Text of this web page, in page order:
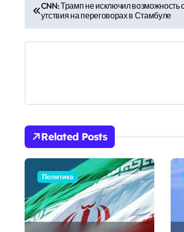
а
в
а
ц
и
п
о
CNN: Трамп не исключил возможность
утствия на переговорах в Стамбуле
Related Posts
Политика